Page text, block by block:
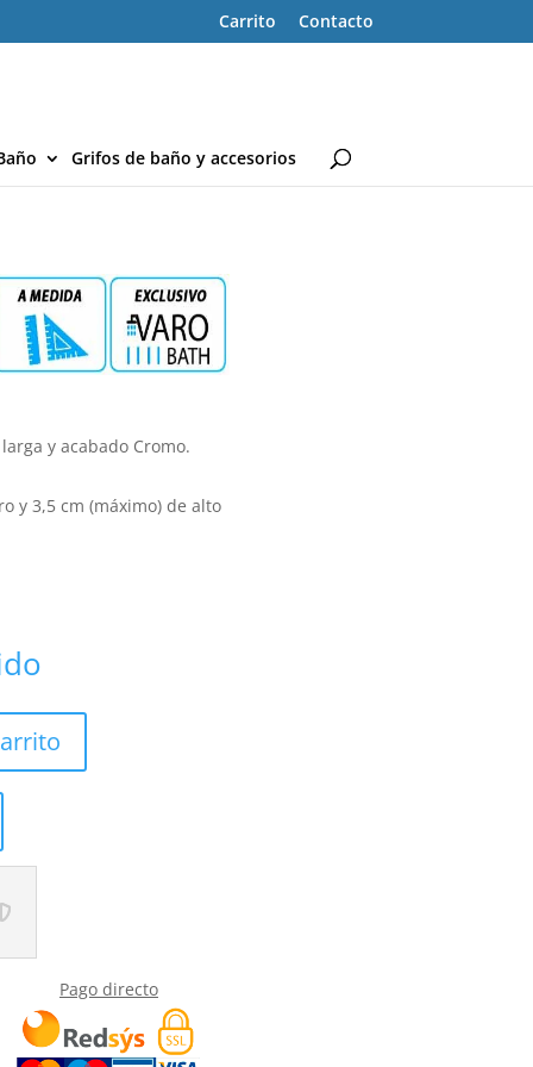
Carrito Contacto
Grifos de baño y accesorios
y acabado Cromo.
y 3,5 cm (máximo) de alto
Pago directo